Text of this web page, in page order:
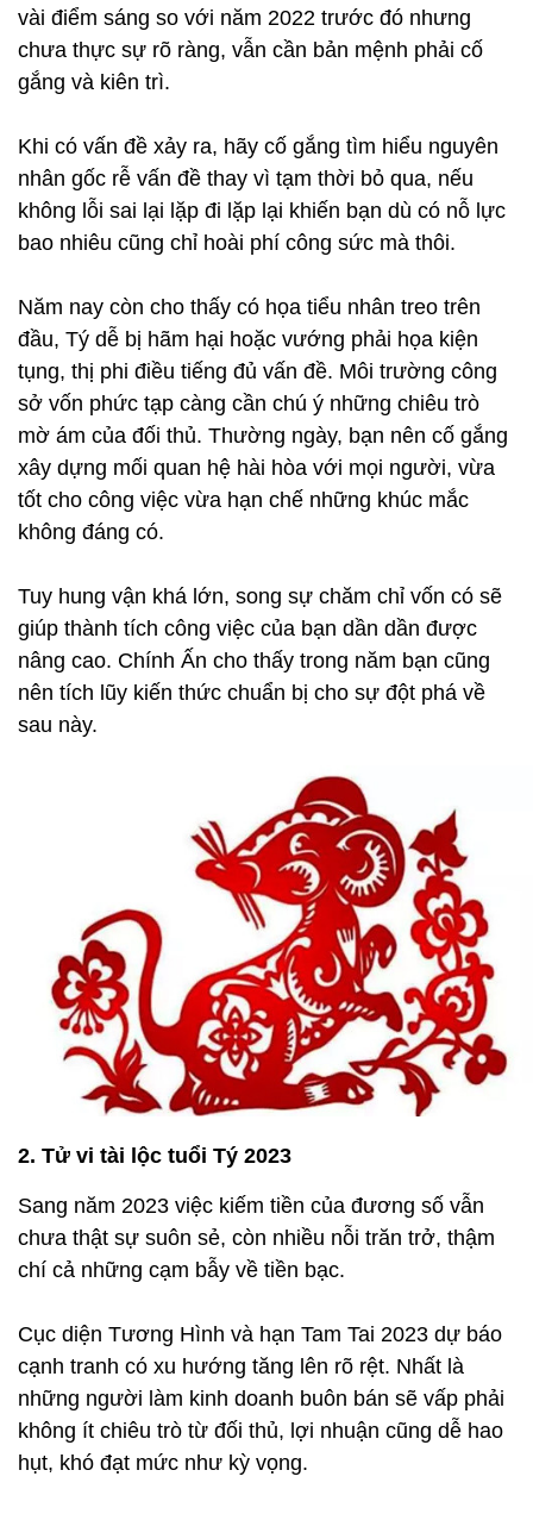
vài điểm sáng so với năm 2022 trước đó nhưng
chưa thực sự rõ ràng, vẫn cần bản mệnh phải cố
gắng và kiên trì.
Khi có vấn đề xảy ra, hãy cố gắng tìm hiểu nguyên
nhân gốc rễ vấn đề thay vì tạm thời bỏ qua, nếu
không lỗi sai lại lặp đi lặp lại khiến bạn dù có nỗ lực
bao nhiêu cũng chỉ hoài phí công sức mà thôi.
Năm nay còn cho thấy có họa tiểu nhân treo trên
đầu, Tý dễ bị hãm hại hoặc vướng phải họa kiện
tụng, thị phi điều tiếng đủ vấn đề. Môi trường công
sở vốn phức tạp càng cần chú ý những chiêu trò
mờ ám của đối thủ. Thường ngày, bạn nên cố gắng
xây dựng mối quan hệ hài hòa với mọi người, vừa
tốt cho công việc vừa hạn chế những khúc mắc
không đáng có.
Tuy hung vận khá lớn, song sự chăm chỉ vốn có sẽ
giúp thành tích công việc của bạn dần dần được
nâng cao. Chính Ấn cho thấy trong năm bạn cũng
nên tích lũy kiến thức chuẩn bị cho sự đột phá về
sau này.
2. Tử vi tài lộc tuổi Tý 2023
Sang năm 2023 việc kiếm tiền của đương số vẫn
chưa thật sự suôn sẻ, còn nhiều nỗi trăn trở, thậm
chí cả những cạm bẫy về tiền bạc.
Cục diện Tương Hình và hạn Tam Tai 2023 dự báo
cạnh tranh có xu hướng tăng lên rõ rệt. Nhất là
những người làm kinh doanh buôn bán sẽ vấp phải
không ít chiêu trò từ đối thủ, lợi nhuận cũng dễ hao
hụt, khó đạt mức như kỳ vọng.